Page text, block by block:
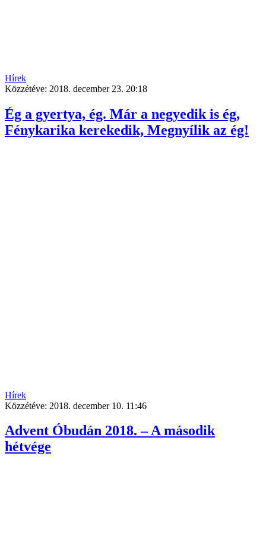
Hírek
Közzétéve: 2018. december 23. 20:18
Ég a gyertya, ég. Már a negyedik is ég,
Fénykarika kerekedik, Megnyílik az ég!
Hírek
Közzétéve: 2018. december 10. 11:46
Advent Óbudán 2018. – A második
hétvége